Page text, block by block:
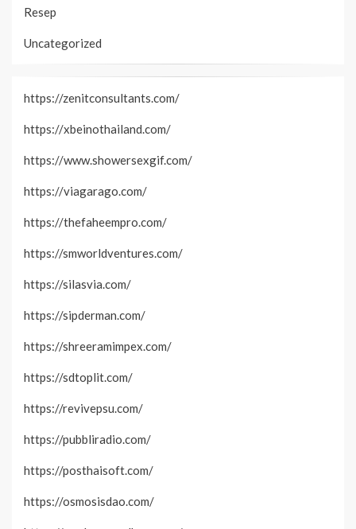
Resep
Uncategorized
https://zenitconsultants.com/
https://xbeinothailand.com/
https://www.showersexgif.com/
https://viagarago.com/
https://thefaheempro.com/
https://smworldventures.com/
https://silasvia.com/
https://sipderman.com/
https://shreeramimpex.com/
https://sdtoplit.com/
https://revivepsu.com/
https://pubbliradio.com/
https://posthaisoft.com/
https://osmosisdao.com/